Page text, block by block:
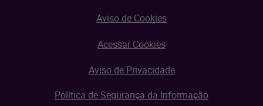
Aviso de Cookies
Acessar Cookies
Aviso de Privacidade
Política de Segurança da Informação